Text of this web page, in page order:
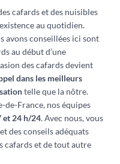
cafards et des nuisibles
au quotidien.
avons conseillées ici sont
au début d’une
des cafards devient
dans les meilleurs
telle que la nôtre.
de-France, nos équipes
et 24 h/24. Avec nous, vous
des conseils adéquats
cafards et de tout autre